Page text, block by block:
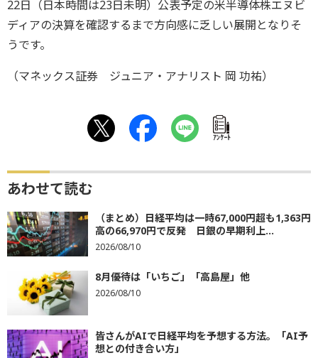
22日（日本時間は23日未明）公表予定の米半導体株エヌビ
ディアの決算を確認するまで方向感に乏しい展開となりそ
うです。
（マネックス証券 ジュニア・アナリスト 岡 功祐）
ｱﾝｹｰﾄ
あわせて読む
（まとめ）日経平均は一時67,000円超も1,363円
高の66,970円で反発 日銀の早期利上...
2026/08/10
8月優待は「いちご」「高島屋」他
2026/08/10
皆さんがAIで日経平均を予想する方法。「AI予
想との付き合い方」